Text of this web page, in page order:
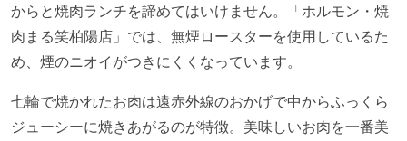
からと焼肉ランチを諦めてはいけません。「ホルモン・焼
肉まる笑柏陽店」では、無煙ロースターを使用しているた
め、煙のニオイがつきにくくなっています。
七輪で焼かれたお肉は遠赤外線のおかげで中からふっくら
ジューシーに焼きあがるのが特徴。美味しいお肉を一番美